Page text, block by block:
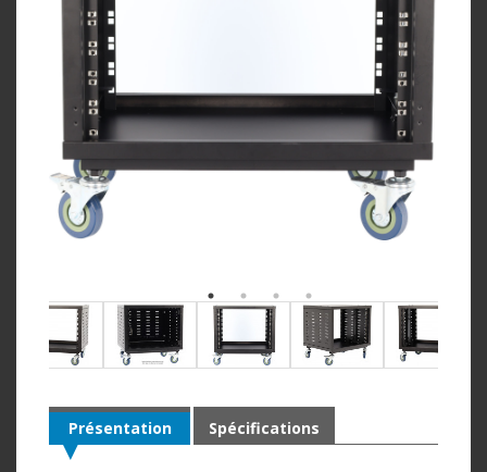
Présentation Spécifications